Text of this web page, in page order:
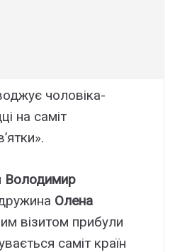
чоловіка-
на саміт
Володимир
Олена
візитом прибули
саміт країн